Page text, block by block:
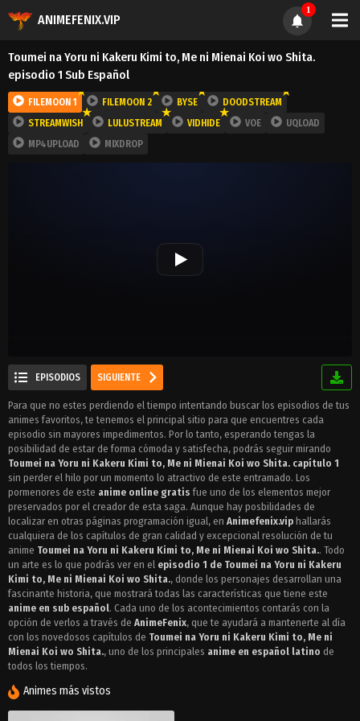
ANIMEFENIX.VIP
1
Toumei na Yoru ni Kakeru Kimi to, Me ni Mienai Koi wo Shita.
episodio 1 Sub Español
FILEMOON 1 FILEMOON 2 BYSE
DOODSTREAM
STREAMWISH
LULUSTREAM VIDHIDE VOE
UQLOAD
MP4UPLOAD
MIXDROP
EPISODIOS SIGUIENTE
Para que no estes perdiendo el tiempo intentando buscar los episodios de tus
animes favoritos, te tenemos el principal sitio para que encuentres cada
episodio sin mayores impedimentos. Por lo tanto, esperando tengas la
posibilidad de estar de forma cómoda y satisfecha, podrás seguir mirando
Toumei na Yoru ni Kakeru Kimi to, Me ni Mienai Koi wo Shita. capítulo 1
sin perder el hilo por un momento lo atractivo de este entramado. Los
pormenores de este anime online gratis fue uno de los elementos mejor
preservados por el creador de esta saga. Aunque hay posbilidades de
localizar en otras páginas programación igual, en Animefenix.vip hallarás
cualquiera de los capítulos de gran calidad y excepcional resolución de tu
anime Toumei na Yoru ni Kakeru Kimi to, Me ni Mienai Koi wo Shita.. Todo
un arte es lo que podrás ver en el episodio 1 de Toumei na Yoru ni Kakeru
Kimi to, Me ni Mienai Koi wo Shita., donde los personajes desarrollan una
fascinante historia, que mostrará todas las características que tiene este
anime en sub español. Cada uno de los acontecimientos contarás con la
opción de verlos a través de AnimeFenix, que te ayudará a mantenerte al día
con los novedosos capítulos de Toumei na Yoru ni Kakeru Kimi to, Me ni
Mienai Koi wo Shita., uno de los principales anime en español latino de
todos los tiempos.
Animes más vistos